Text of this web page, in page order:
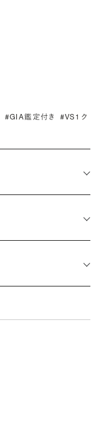
#GIA鑑定付き
#VS1 ク